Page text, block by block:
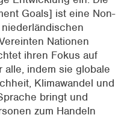
Goals] ist eine Non-
Nationen
ihren Fokus auf
indem sie globale
Klimawandel und
bringt und
zum Handeln